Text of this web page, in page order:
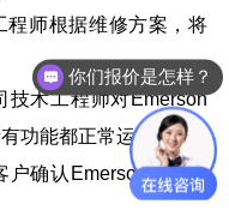
程师根据维修方案，将
技术工程师对Emerson
功能都正常运行。
户确认Emerson超声波
你们报价是怎样？